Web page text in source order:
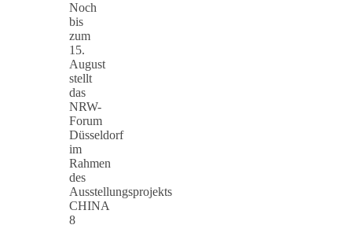
Noch
bis
zum
15.
August
stellt
das
NRW-
Forum
Düsseldorf
im
Rahmen
des
Ausstellungsprojekts
CHINA
8